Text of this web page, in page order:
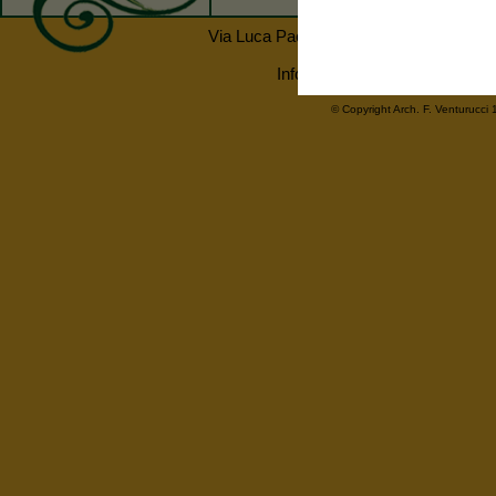
Via Luca Pacioli 56 - 52037
Informativa Privacy
© CopyrightArch. F. Venturucci